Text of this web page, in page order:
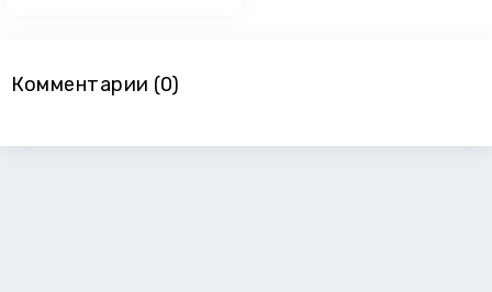
Комментарии (0)